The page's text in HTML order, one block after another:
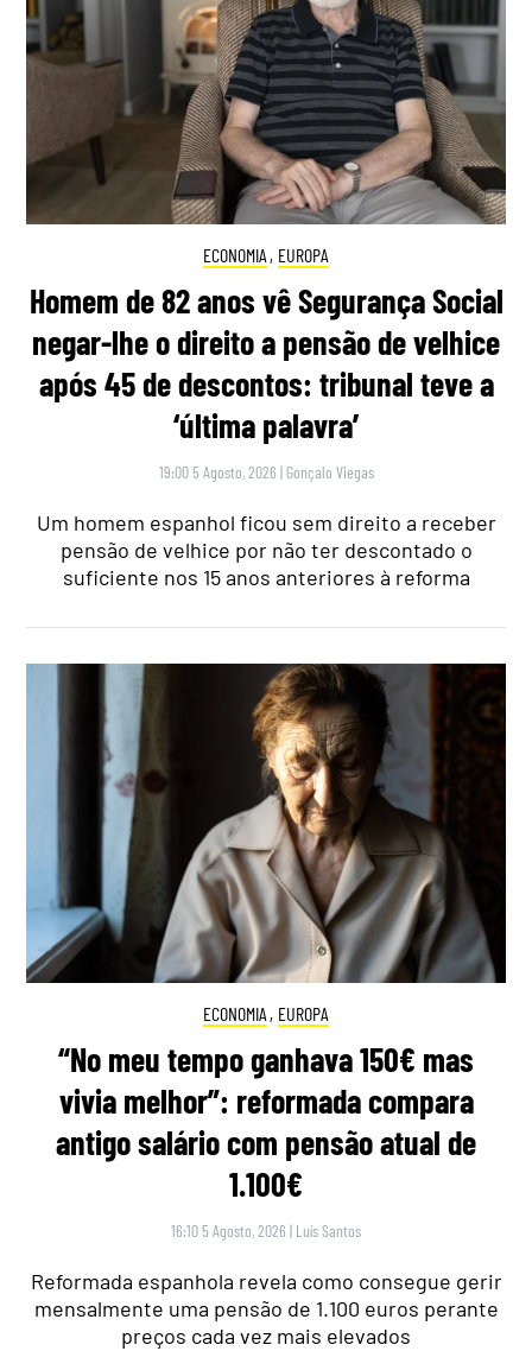
ECONOMIA , EUROPA
Homem de 82 anos vê Segurança Social
negar-lhe o direito a pensão de velhice
após 45 de descontos: tribunal teve a
‘última palavra’
19:00 5 Agosto, 2026 | Gonçalo Viegas
Um homem espanhol ficou sem direito a receber
pensão de velhice por não ter descontado o
suficiente nos 15 anos anteriores à reforma
ECONOMIA , EUROPA
“No meu tempo ganhava 150€ mas
vivia melhor”: reformada compara
antigo salário com pensão atual de
1.100€
16:10 5 Agosto, 2026 | Luís Santos
Reformada espanhola revela como consegue gerir
mensalmente uma pensão de 1.100 euros perante
preços cada vez mais elevados